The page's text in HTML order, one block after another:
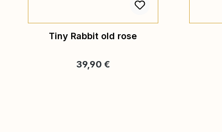
Tiny Rabbit old rose
Regulärer Preis:
39,90 €